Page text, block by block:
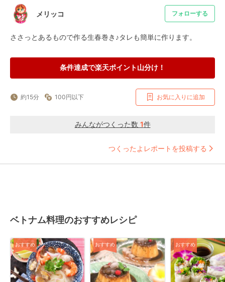
メリッコ フォローする
ささっとあるもので作る生春巻き♪タレも簡単に作ります。
条件達成で楽天ポイント山分け！
約15分 100円以下 お気に入りに追加
みんながつくった数 1件
つくったよレポートを投稿する
ベトナム料理のおすすめレシピ
おすすめ おすすめ おすすめ